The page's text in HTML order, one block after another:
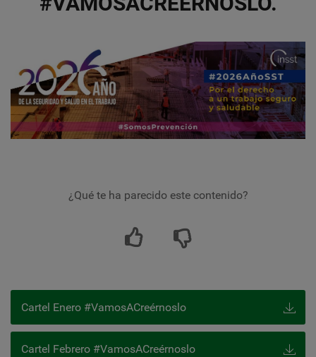
¿Qué te ha parecido este contenido?
Cartel Enero #VamosACreérnoslo
Cartel Febrero #VamosACreérnoslo